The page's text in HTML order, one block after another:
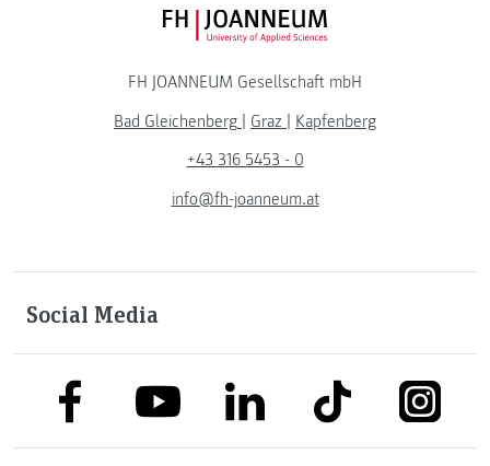
FH JOANNEUM Logo
FH JOANNEUM Gesellschaft mbH
Bad Gleichenberg | Graz | Kapfenberg
+43 316 5453 - 0
info@fh-joanneum.at
Social Media
link to facebooklink to youtubelink to linkedinlink to tiktok link to